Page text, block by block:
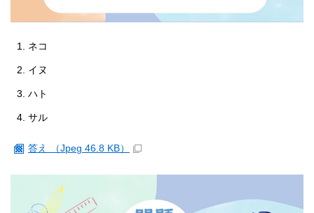
ネコ
イヌ
ハト
サル
答え （Jpeg 46.8 KB）